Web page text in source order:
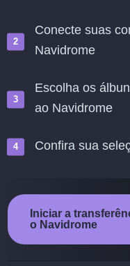
Conecte suas
Navidrome
Escolha os
ao Navidrome
Confira sua
Iniciar a
o Navidrome